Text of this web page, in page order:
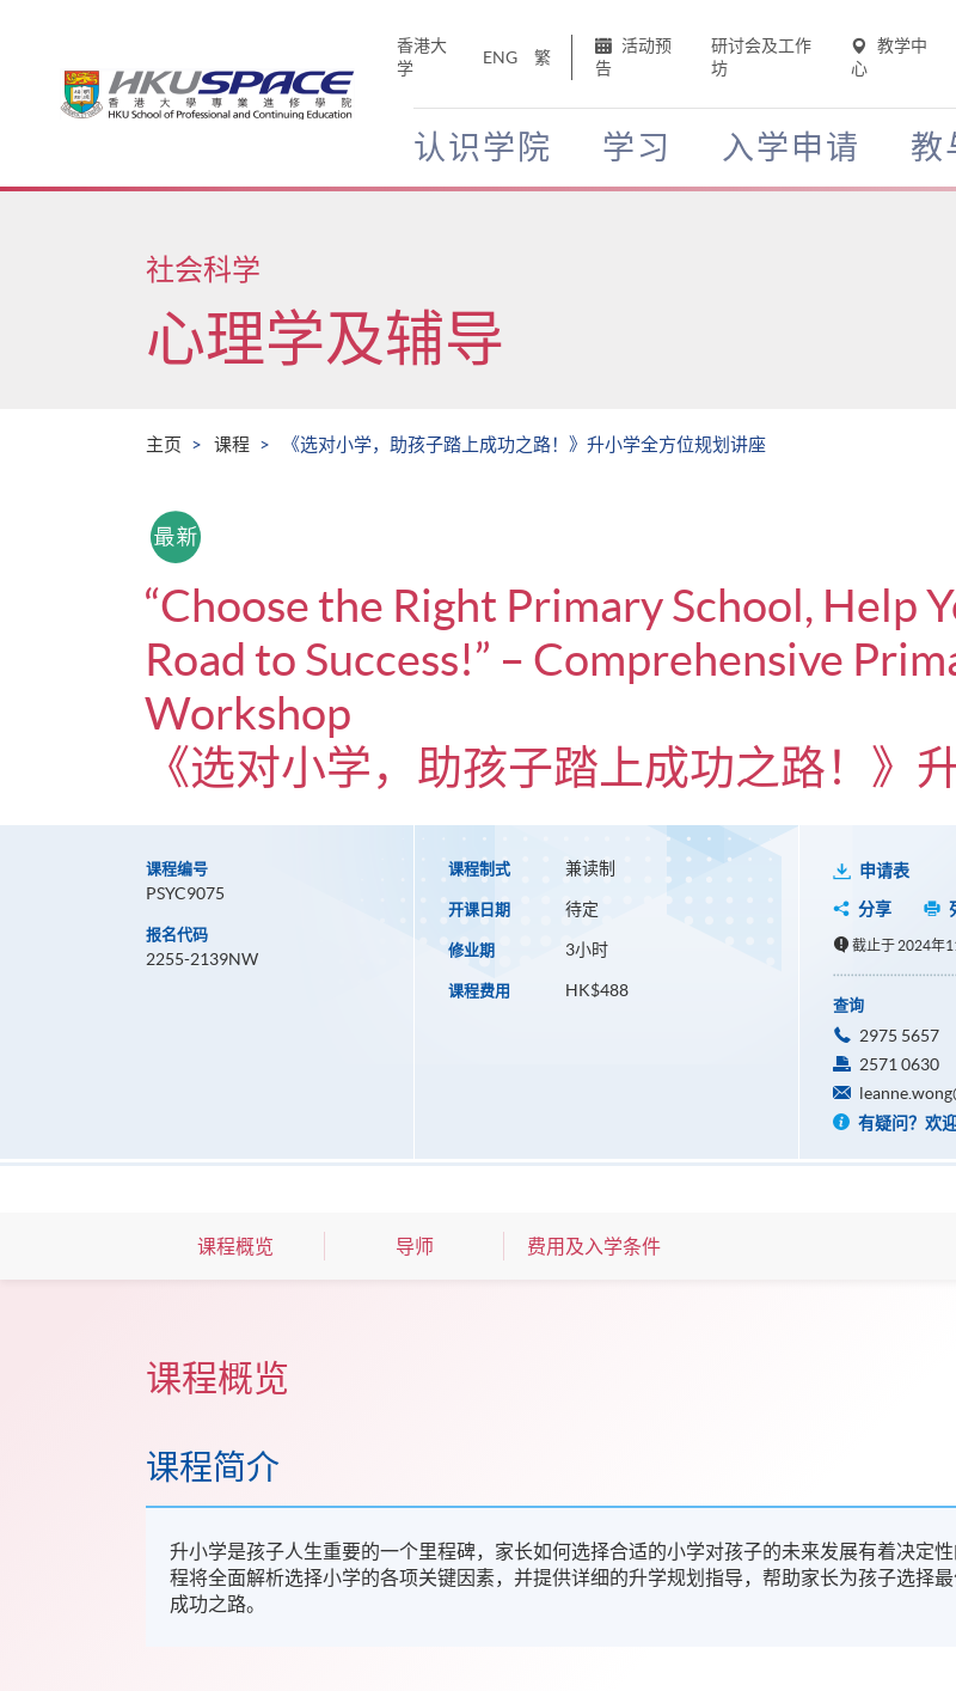
香港大
学
ENG 繁
活动预
告
研讨会及工作
坊
教学中
心
认识学院 学习 入学申请 教
Main
社会科学
心理学及辅导
主页 课程 《选对小学，助孩子踏上成功之路！》升小学全方位规划讲座
“Choose the Right Primary School, Help
Road to Success!” – Comprehensive
Workshop
《选对小学，助孩子踏上成功之路！》
课程编号
PSYC9075
报名代码
2255-2139NW
课程制式 兼读制
开课日期 待定
修业期 3小时
课程费用 HK$488
申请表
分享
截止于 2024年
查询
2975 5657
2571 0630
有疑问？欢
课程概览 导师 费用及入学条件
课程概览
课程简介
升小学是孩子人生重要的一个里程碑，家长如何选择合适的小学对孩子的未来发展有着决定
程将全面解析选择小学的各项关键因素，并提供详细的升学规划指导，帮助家长为孩子选择
成功之路。